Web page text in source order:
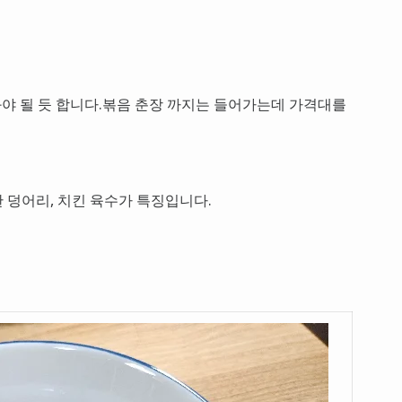
될 듯 합니다.볶음 춘장 까지는 들어가는데 가격대를
어리, 치킨 육수가 특징입니다.